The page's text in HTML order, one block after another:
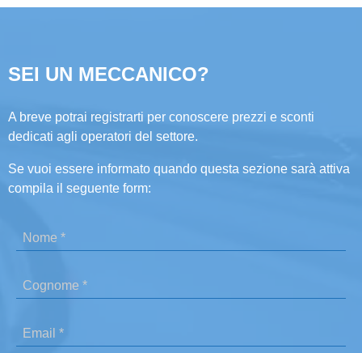
SEI UN MECCANICO?
A breve potrai registrarti per conoscere prezzi e sconti
dedicati agli operatori del settore.
Se vuoi essere informato quando questa sezione sarà attiva
compila il seguente form: